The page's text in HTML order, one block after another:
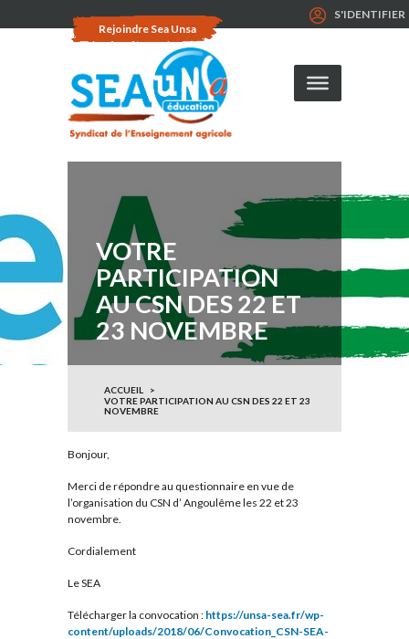
Rejoindre Sea Unsa
S'IDENTIFIER
VOTRE
PARTICIPATION
AU CSN DES 22 ET
23 NOVEMBRE
ACCUEIL
VOTRE PARTICIPATION AU CSN DES 22 ET 23
NOVEMBRE
Bonjour,
Merci de répondre au questionnaire en vue de
l’organisation du CSN d’ Angoulême les 22 et 23
novembre.
Cordialement
Le SEA
Télécharger la convocation : https://unsa-sea.fr/wp-
content/uploads/2018/06/Convocation_CSN-SEA-